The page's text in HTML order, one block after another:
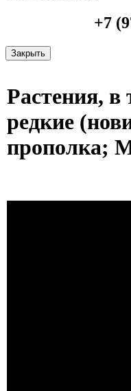
+7
Закрыть
Растения, в
редкие
прополка;